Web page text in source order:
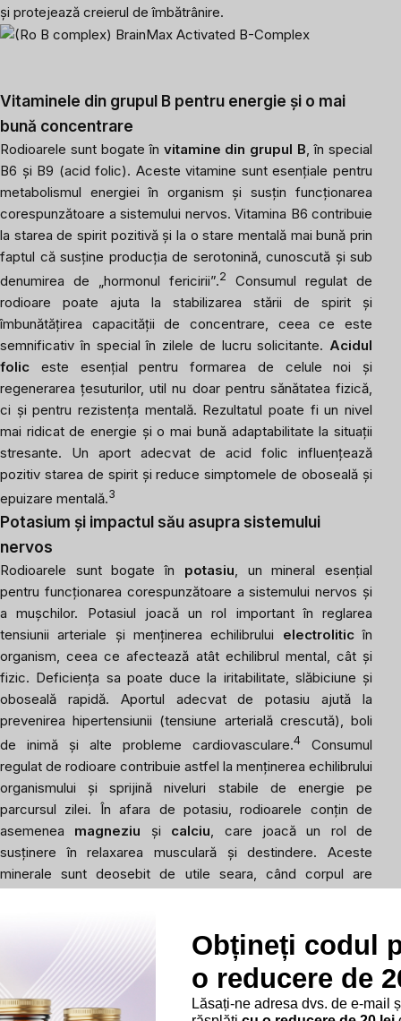
și protejează creierul de îmbătrânire.
Vitaminele din grupul B pentru energie și o mai
bună concentrare
Rodioarele sunt bogate în vitamine din grupul B, în special
B6 și B9 (acid folic). Aceste vitamine sunt esențiale pentru
metabolismul energiei în organism și susțin funcționarea
corespunzătoare a sistemului nervos. Vitamina B6 contribuie
la starea de spirit pozitivă și la o stare mentală mai bună prin
faptul că susține producția de serotonină, cunoscută și sub
denumirea de „hormonul fericirii”.2
Consumul regulat de
rodioare poate ajuta la stabilizarea stării de spirit și
îmbunătățirea capacității de concentrare, ceea ce este
semnificativ în special în zilele de lucru solicitante. Acidul
folic este esențial pentru formarea de celule noi și
regenerarea țesuturilor, util nu doar pentru sănătatea fizică,
ci și pentru rezistența mentală. Rezultatul poate fi un nivel
mai ridicat de energie și o mai bună adaptabilitate la situații
stresante. Un aport adecvat de acid folic influențează
pozitiv starea de spirit și reduce simptomele de oboseală și
epuizare mentală.3
Potasium și impactul său asupra sistemului
nervos
Rodioarele sunt bogate în potasiu, un mineral esențial
pentru funcționarea corespunzătoare a sistemului nervos și
a mușchilor. Potasiul joacă un rol important în reglarea
tensiunii arteriale și menținerea echilibrului electroliticîn
organism, ceea ce afectează atât echilibrul mental, cât și
fizic. Deficiența sa poate duce la iritabilitate, slăbiciune și
oboseală rapidă. Aportul adecvat de potasiu ajută la
prevenirea hipertensiunii (tensiune arterială crescută), boli
de inimă și alte probleme cardiovasculare.4
Consumul
regulat de rodioare contribuie astfel la menținerea echilibrului
organismului și sprijină niveluri stabile de energie pe
parcursul zilei. În afara de potasiu, rodioarele conțin de
asemenea magneziu și calciu, care joacă un rol de
susținere în relaxarea musculară și destindere. Aceste
minerale sunt deosebit de utile seara, când corpul are
Vitamina C pentru revitalizare generală și
imunitate
Vitamina Ceste un alt element important în rodioare.
Această vitamină este cunoscută nu doar pentru susținerea
Obțineți codul
o reducere de
Lăsați-ne adresa dvs. de e-mail